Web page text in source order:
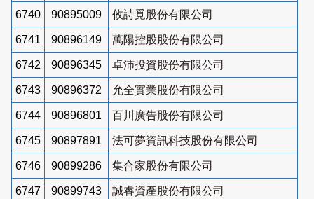
6740 90895009 攸詩覓股份有限公司
6741 90896149 萬陽控股股份有限公司
6742 90896345 卓沛投資股份有限公司
6743 90896372 允全實業股份有限公司
6744 90896801 百川廣告股份有限公司
6745 90897891 法可夢資訊科技股份有限公司
6746 90899286 集合家股份有限公司
6747 90899743 誠睿資產股份有限公司